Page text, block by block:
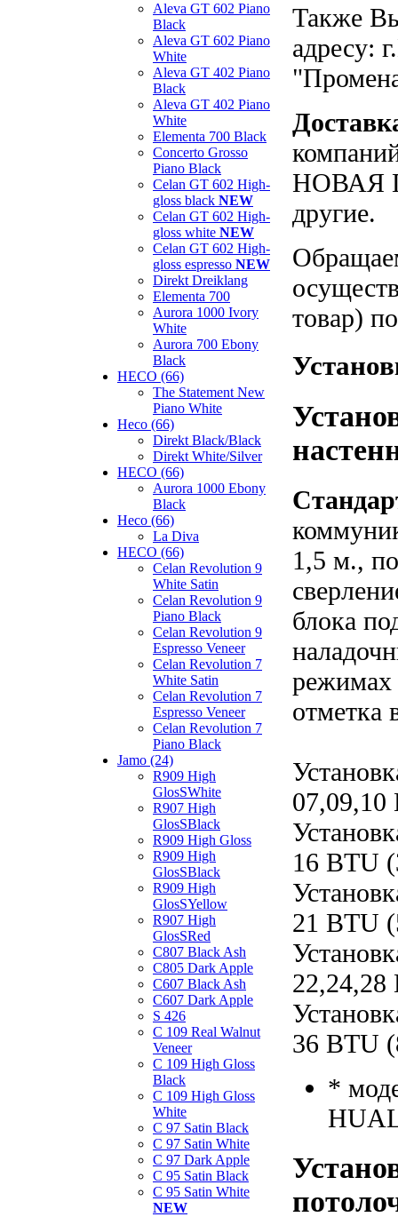
Aleva GT 602 Piano
Black
Aleva GT 602 Piano
White
Aleva GT 402 Piano
Black
Aleva GT 402 Piano
White
Elementa 700 Black
Concerto Grosso
Piano Black
Celan GT 602 High-
gloss black NEW
Celan GT 602 High-
gloss white NEW
Celan GT 602 High-
gloss espresso NEW
Direkt Dreiklang
Elementa 700
Aurora 1000 Ivory
White
Aurora 700 Ebony
Black
HECO (66)
The Statement New
Piano White
Heco (66)
Direkt Black/Black
Direkt White/Silver
HECO (66)
Aurora 1000 Ebony
Black
Heco (66)
La Diva
HECO (66)
Celan Revolution 9
White Satin
Celan Revolution 9
Piano Black
Celan Revolution 9
Espresso Veneer
Celan Revolution 7
White Satin
Celan Revolution 7
Espresso Veneer
Celan Revolution 7
Piano Black
Jamo (24)
R909 High
GlosSWhite
R907 High
GlosSBlack
R909 High Gloss
R909 High
GlosSBlack
R909 High
GlosSYellow
R907 High
GlosSRed
C807 Black Ash
C805 Dark Apple
C607 Black Ash
C607 Dark Apple
S 426
C 109 Real Walnut
Veneer
C 109 High Gloss
Black
C 109 High Gloss
White
C 97 Satin Black
C 97 Satin White
C 97 Dark Apple
C 95 Satin Black
C 95 Satin White
NEW
Также
адресу:
НОВАЯ
другие.
товар)
1,5 м.,
блока
режимах
отметка
16 BTU
21 BTU
36 BTU
*